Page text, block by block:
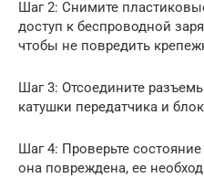
Шаг 2: Снимите
доступ к беспроводной
чтобы не повредить
Шаг 3: Отсоедините
катушки передатчика и
Шаг 4: Проверьте
она повреждена, ее